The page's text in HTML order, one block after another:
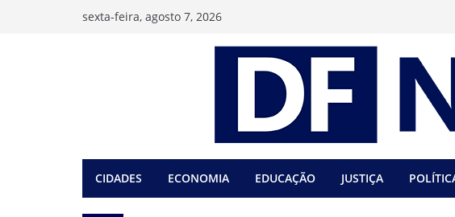
sexta-feira, agosto 7, 2026
CIDADES ECONOMIA EDUCAÇÃO JUSTIÇA